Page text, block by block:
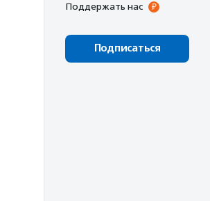
Поддержать нас
Подписаться